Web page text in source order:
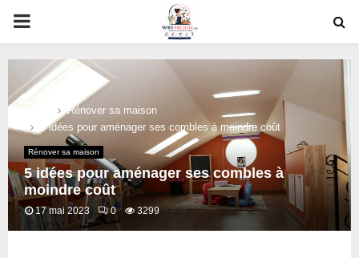
PRIMARY
MENU
Home
Rénover sa maison
5 idées pour aménager ses combles à moindre coût
Rénover sa maison
5 idées pour aménager ses combles à
moindre coût
17 mai 2023 0 3299